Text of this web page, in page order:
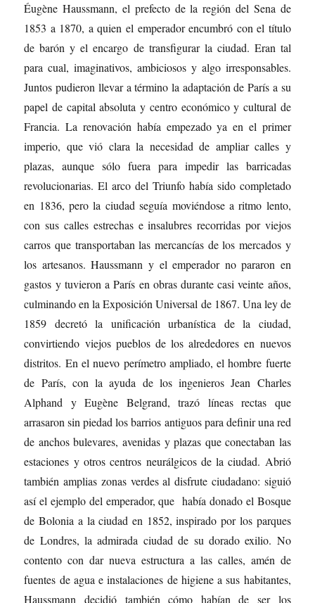
Éugène Haussmann, el prefecto de la región del Sena de
1853 a 1870, a quien el emperador encumbró con el título
de barón y el encargo de transfigurar la ciudad. Eran tal
para cual, imaginativos, ambiciosos y algo irresponsables.
Juntos pudieron llevar a término la adaptación de París a su
papel de capital absoluta y centro económico y cultural de
Francia. La renovación había empezado ya en el primer
imperio, que vió clara la necesidad de ampliar calles y
plazas, aunque sólo fuera para impedir las barricadas
revolucionarias. El arco del Triunfo había sido completado
en 1836, pero la ciudad seguía moviéndose a ritmo lento,
con sus calles estrechas e insalubres recorridas por viejos
carros que transportaban las mercancías de los mercados y
los artesanos. Haussmann y el emperador no pararon en
gastos y tuvieron a París en obras durante casi veinte años,
culminando en la Exposición Universal de 1867. Una ley de
1859 decretó la unificación urbanística de la ciudad,
convirtiendo viejos pueblos de los alrededores en nuevos
distritos. En el nuevo perímetro ampliado, el hombre fuerte
de París, con la ayuda de los ingenieros Jean Charles
Alphand y Eugène Belgrand, trazó líneas rectas que
arrasaron sin piedad los barrios antiguos para definir una red
de anchos bulevares, avenidas y plazas que conectaban las
estaciones y otros centros neurálgicos de la ciudad. Abrió
también amplias zonas verdes al disfrute ciudadano: siguió
así el ejemplo del emperador, que había donado el Bosque
de Bolonia a la ciudad en 1852, inspirado por los parques
de Londres, la admirada ciudad de su dorado exilio. No
contento con dar nueva estructura a las calles, amén de
fuentes de agua e instalaciones de higiene a sus habitantes,
Haussmann decidió también cómo habían de ser los